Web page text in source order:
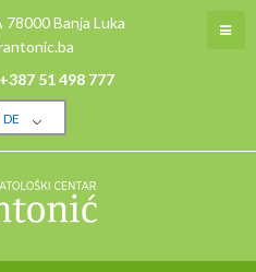
78000 Banja Luka
+387 51 498 777
DE